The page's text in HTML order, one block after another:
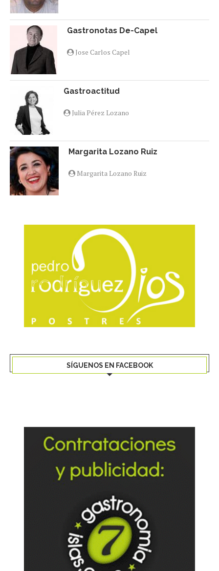
Gastronotas De-Capel
Jose Carlos Capel
Gastroactitud
Julia Pérez Lozano
Margarita Lozano Ruiz
Margarita Lozano Ruiz
SÍGUENOS EN FACEBOOK